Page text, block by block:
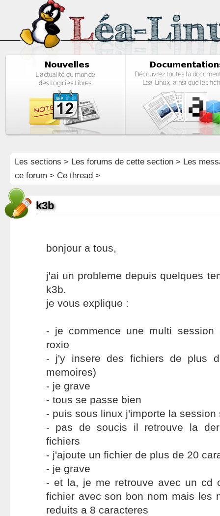
Les sections > Les forums de cette section> Les
ce forum > Ce thread >
k3b
bonjour a tous,
j'ai un probleme depuis quelques
k3b.
je vous explique :
- je commence une multi session
roxio
- j'y insere des fichiers de plus
memoires)
- je grave
- tous se passe bien
- puis sous linux j'importe la session
- pas de soucis il retrouve la
fichiers
- j'ajoute un fichier de plus de 20
- je grave
- et la, je me retrouve avec un cd
fichier avec son bon nom mais les
reduits a 8 caracteres